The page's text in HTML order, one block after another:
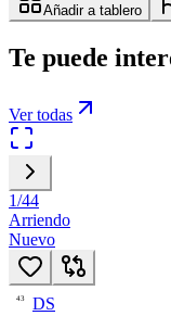
Añadir a tablero
Te puede
Ver todas
1/44
Arriendo
Nuevo
43 DS